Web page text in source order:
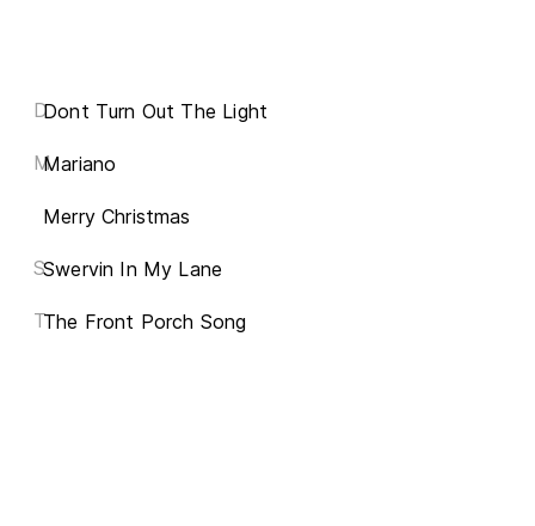
DDont Turn Out The Light
MMariano
Merry Christmas
SSwervin In My Lane
TThe Front Porch Song